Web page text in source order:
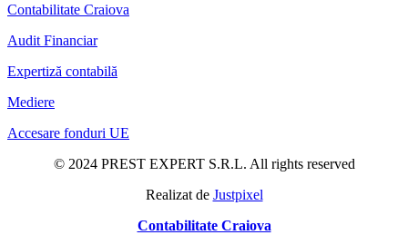
Contabilitate Craiova
Audit Financiar
Expertiză contabilă
Mediere
Accesare fonduri UE
© 2024 PREST EXPERT S.R.L. All rights reserved
Realizat de Justpixel
Contabilitate Craiova